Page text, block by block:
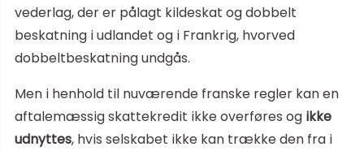
vederlag, der er pålagt kildeskat og dobbelt
beskatning i udlandet og i Frankrig, hvorved
dobbeltbeskatning undgås.
Men i henhold til nuværende franske regler kan en
aftalemæssig skattekredit ikke overføres og ikke
udnyttes, hvis selskabet ikke kan trække den fra i